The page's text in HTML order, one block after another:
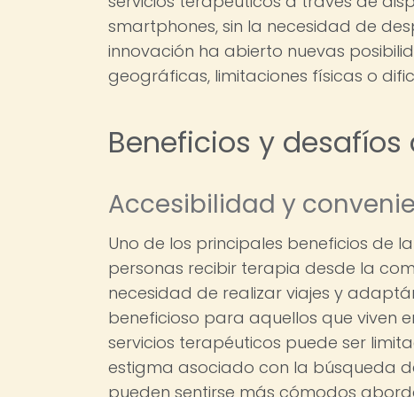
smartphones, sin la necesidad de
innovación ha abierto nuevas
geográficas, limitaciones físicas o
Beneficios y
Accesibilidad y
Uno de los principales beneficios de
personas recibir terapia desde la
necesidad de realizar viajes y
beneficioso para aquellos que viven
servicios terapéuticos puede ser
estigma asociado con la búsqueda
pueden sentirse más cómodos